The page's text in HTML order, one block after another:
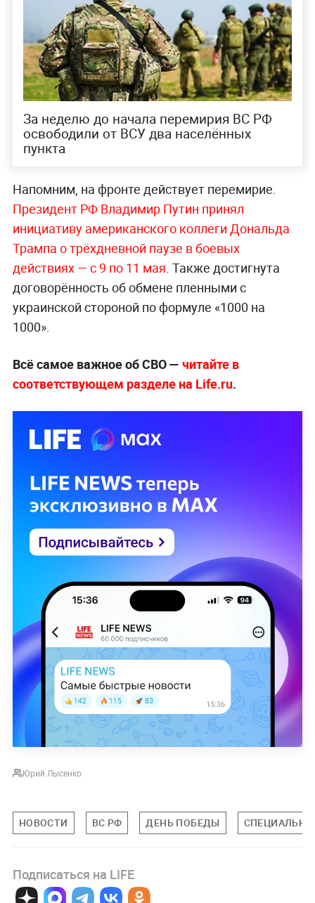
За неделю до начала перемирия ВС РФ
освободили от ВСУ два населённых
пункта
Напомним, на фронте действует перемирие.
Президент РФ Владимир Путин принял
инициативу американского коллеги Дональда
Трампа о трёхдневной паузе в боевых
действиях — с 9 по 11 мая. Также достигнута
договорённость об обмене пленными с
украинской стороной по формуле «1000 на
1000».
Всё самое важное об СВО — читайте в
соответствующем разделе на Life.ru.
Юрий Лысенко
НОВОСТИ ВС РФ ДЕНЬ ПОБЕДЫ
Подписаться на LIFE